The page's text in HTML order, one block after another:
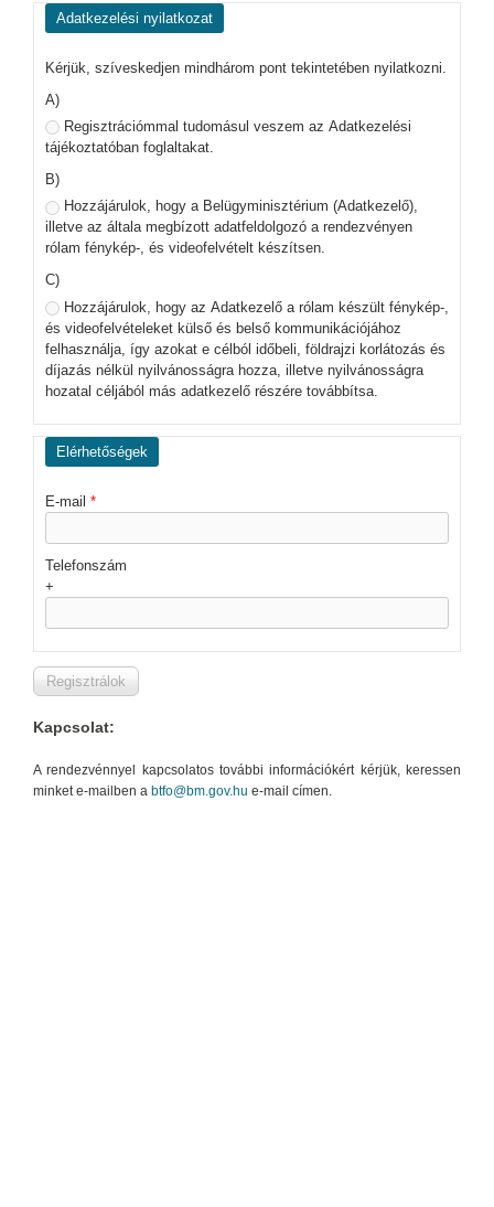
Adatkezelési nyilatkozat
Kérjük, szíveskedjen mindhárom pont tekintetében nyilatkozni.
A)
Regisztrációmmal tudomásul veszem az Adatkezelési
tájékoztatóban foglaltakat.
B)
Hozzájárulok, hogy a Belügyminisztérium (Adatkezelő),
illetve az általa megbízott adatfeldolgozó a rendezvényen
rólam fénykép-, és videofelvételt készítsen.
C)
Hozzájárulok, hogy az Adatkezelő a rólam készült fénykép-,
és videofelvételeket külső és belső kommunikációjához
felhasználja, így azokat e célból időbeli, földrajzi korlátozás és
díjazás nélkül nyilvánosságra hozza, illetve nyilvánosságra
hozatal céljából más adatkezelő részére továbbítsa.
Elérhetőségek
E-mail *
Telefonszám
+
Kapcsolat:
A rendezvénnyel kapcsolatos további információkért kérjük, keressen
minket e-mailben a btfo@bm.gov.hu e-mail címen.